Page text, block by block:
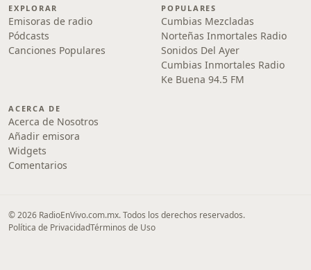
EXPLORAR
Emisoras de radio
Pódcasts
Canciones Populares
POPULARES
Cumbias Mezcladas
Norteñas Inmortales Radio
Sonidos Del Ayer
Cumbias Inmortales Radio
Ke Buena 94.5 FM
ACERCA DE
Acerca de Nosotros
Añadir emisora
Widgets
Comentarios
© 2026 RadioEnVivo.com.mx. Todos los derechos reservados.
Política de PrivacidadTérminos de Uso